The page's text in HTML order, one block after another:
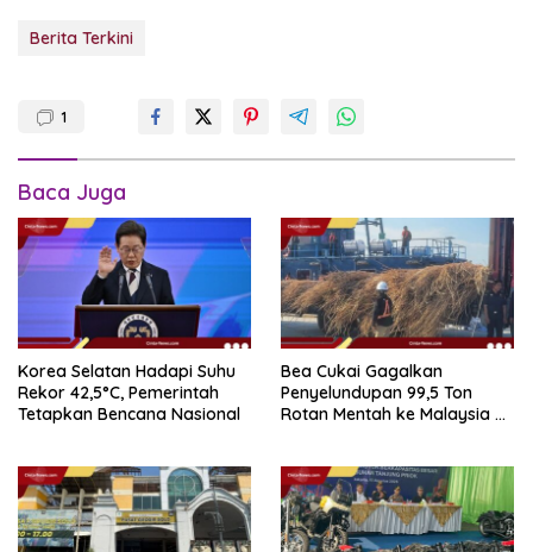
Berita Terkini
1
Baca Juga
Korea Selatan Hadapi Suhu
Rekor 42,5°C, Pemerintah
Tetapkan Bencana Nasional
Bea Cukai Gagalkan
Penyelundupan 99,5 Ton
Rotan Mentah ke Malaysia di